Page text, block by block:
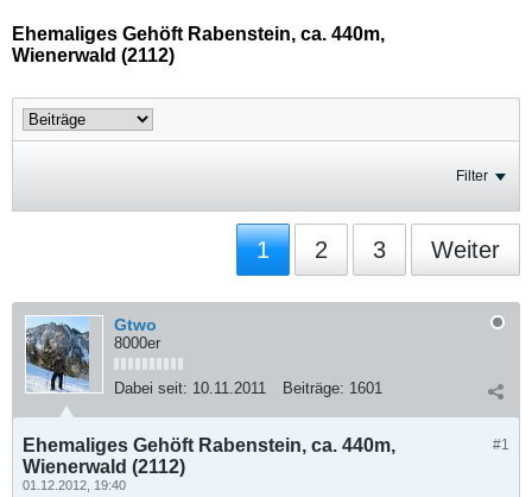
Ehemaliges Gehöft Rabenstein, ca. 440m,
Wienerwald (2112)
Filter
1 2 3 Weiter
Gtwo
8000er
Dabei seit: 10.11.2011 Beiträge: 1601
#1
Ehemaliges Gehöft Rabenstein, ca. 440m,
Wienerwald (2112)
01.12.2012, 19:40